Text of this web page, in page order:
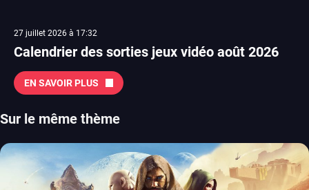
27 juillet 2026 à 17:32
Calendrier des sorties jeux vidéo août 2026
EN SAVOIR PLUS
Sur le même thème